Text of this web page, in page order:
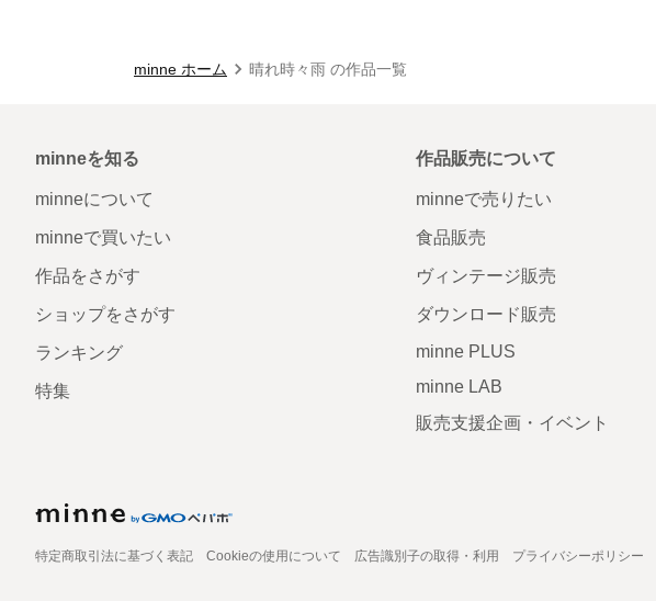
minne ホーム 晴れ時々雨 の作品一覧
minneを知る
minneについて
minneで買いたい
作品をさがす
ショップをさがす
ランキング
特集
作品販売について
minneで売りたい
食品販売
ヴィンテージ販売
ダウンロード販売
minne PLUS
minne LAB
販売支援企画・イベント
特定商取引法に基づく表記 Cookieの使用について 広告識別子の取得・利用 プライバシーポリシー